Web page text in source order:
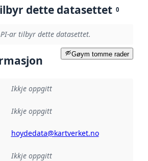
dette datasettet 0
ar tilbyr dette datasettet.
Gøym tomme rader
Ikkje oppgitt
Ikkje oppgitt
hoydedata@kartverket.no
Ikkje oppgitt